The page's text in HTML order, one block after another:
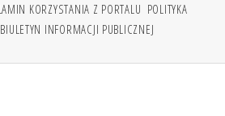
KORZYSTANIA Z PORTALU POLITYKA
BIULETYN INFORMACJI PUBLICZNEJ